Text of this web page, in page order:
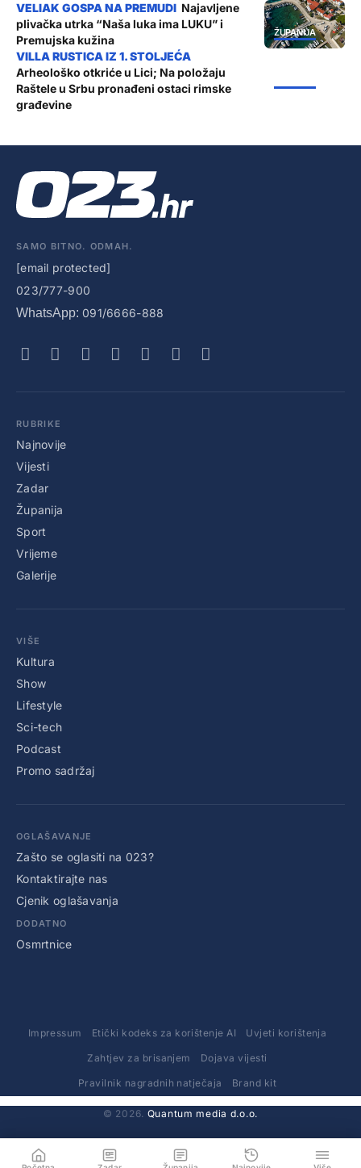
ŽUPANIJA
Najavljene
plivačka utrka “Naša luka ima LUKU” i
Premujska kužina
Arheološko otkriće u Lici; Na položaju
Raštele u Srbu pronađeni ostaci rimske
građevine
SAMO BITNO. ODMAH.
[email protected]
023/777-900
WhatsApp: 091/6666-888
RUBRIKE
Najnovije
Vijesti
Zadar
Županija
Sport
Vrijeme
Galerije
VIŠE
Kultura
Show
Lifestyle
Sci-tech
Podcast
Promo sadržaj
OGLAŠAVANJE
Zašto se oglasiti na 023?
Kontaktirajte nas
Cjenik oglašavanja
DODATNO
Osmrtnice
Impressum Etički kodeks za korištenje AI Uvjeti korištenja
Zahtjev za brisanjem Dojava vijesti
Pravilnik nagradnih natječaja Brand kit
© 2026. Quantum media d.o.o.